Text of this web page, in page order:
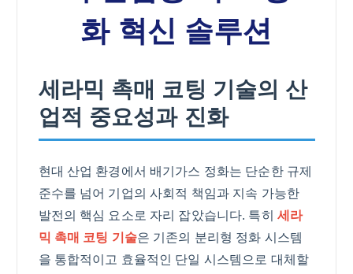
화 혁신 솔루션
세라믹 촉매 코팅 기술의 산
업적 중요성과 진화
현대 산업 환경에서 배기가스 정화는 단순한 규제
준수를 넘어 기업의 사회적 책임과 지속 가능한
발전의 핵심 요소로 자리 잡았습니다. 특히 세라
믹 촉매 코팅 기술은 기존의 분리형 정화 시스템
을 통합적이고 효율적인 단일 시스템으로 대체할